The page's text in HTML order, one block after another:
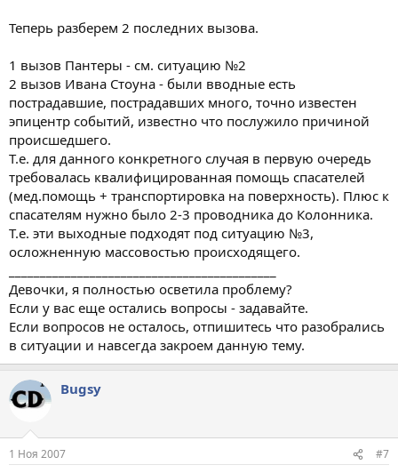
Теперь разберем 2 последних вызова.
1 вызов Пантеры - см. ситуацию №2
2 вызов Ивана Стоуна - были вводные есть
пострадавшие, пострадавших много, точно известен
эпицентр событий, известно что послужило причиной
происшедшего.
Т.е. для данного конкретного случая в первую очередь
требовалась квалифицированная помощь спасателей
(мед.помощь + транспортировка на поверхность). Плюс к
спасателям нужно было 2-3 проводника до Колонника.
Т.е. эти выходные подходят под ситуацию №3,
осложненную массовостью происходящего.
Девочки, я полностью осветила проблему?
Если у вас еще остались вопросы - задавайте.
Если вопросов не осталось, отпишитесь что разобрались
в ситуации и навсегда закроем данную тему.
Bugsy
1 Ноя 2007 #7